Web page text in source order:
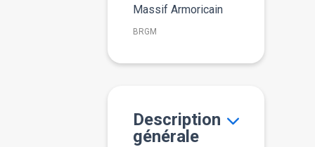
Massif Armoricain
BRGM
Description
générale